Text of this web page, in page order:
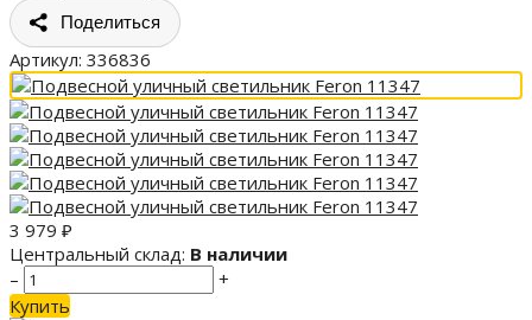
Поделиться
Артикул: 336836
3 979 ₽
Центральный склад: В наличии
–
+
Купить